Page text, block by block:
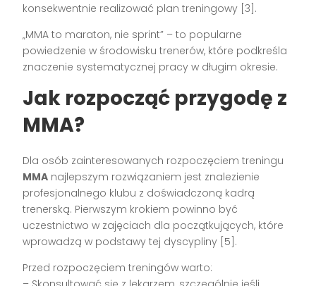
konsekwentnie realizować plan treningowy [3].
„MMA to maraton, nie sprint” – to popularne
powiedzenie w środowisku trenerów, które podkreśla
znaczenie systematycznej pracy w długim okresie.
Jak rozpocząć przygodę z
MMA?
Dla osób zainteresowanych rozpoczęciem treningu
MMA najlepszym rozwiązaniem jest znalezienie
profesjonalnego klubu z doświadczoną kadrą
trenerską. Pierwszym krokiem powinno być
uczestnictwo w zajęciach dla początkujących, które
wprowadzą w podstawy tej dyscypliny [5].
Przed rozpoczęciem treningów warto: